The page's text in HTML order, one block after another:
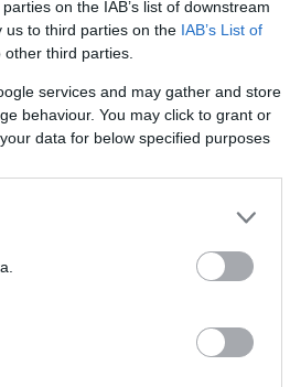
on the IAB’s list of downstream
us to third parties on the IAB’s List of
third parties.
services and may gather and store
behaviour. You may click to grant or
data for below specified purposes
del juez
Impacto
llegada